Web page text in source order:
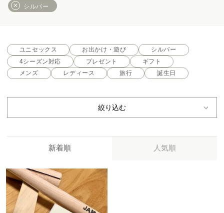
シルバー
ユニセックス お出かけ・遊び
シルバー
4シーズン対応
プレゼント
ギフト
メンズ
レディース 旅行 誕生日
絞り込む
新着順 人気順